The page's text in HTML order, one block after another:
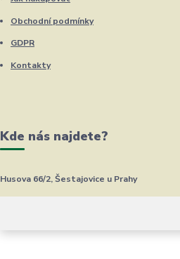
Obchodní podmínky
GDPR
Kontakty
Kde nás najdete?
Husova 66/2, Šestajovice u Prahy